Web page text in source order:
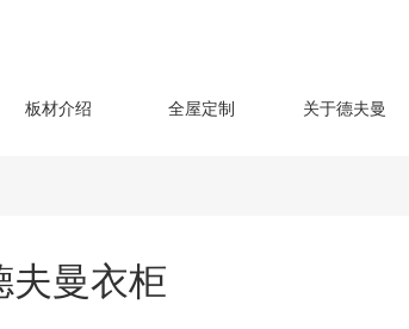
板材介绍 全屋定制 关于德夫曼
夫曼衣柜